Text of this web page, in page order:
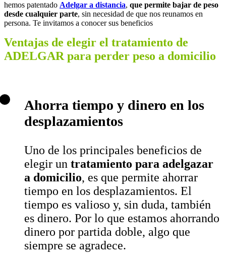
hemos patentado Adelgar a distancia, que permite bajar de peso
desde cualquier parte, sin necesidad de que nos reunamos en
persona. Te invitamos a conocer sus beneficios
Ventajas de elegir el tratamiento de
ADELGAR para perder peso a domicilio
Ahorra tiempo y dinero en los
desplazamientos
Uno de los principales beneficios de
elegir un tratamiento para adelgazar
a domicilio, es que permite ahorrar
tiempo en los desplazamientos. El
tiempo es valioso y, sin duda, también
es dinero. Por lo que estamos ahorrando
dinero por partida doble, algo que
siempre se agradece.